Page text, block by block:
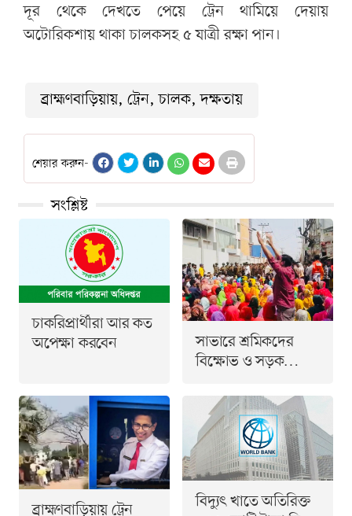
দূর থেকে দেখতে পেয়ে ট্রেন থামিয়ে দেয়ায়
অটোরিকশায় থাকা চালকসহ ৫ যাত্রী রক্ষা পান।
ব্রাহ্মণবাড়িয়ায়, ট্রেন, চালক, দক্ষতায়
শেয়ার করুন-
সংশ্লিষ্ট
চাকরিপ্রার্থীরা আর কত
অপেক্ষা করবেন
সাভারে শ্রমিকদের
বিক্ষোভ ও সড়ক
ব্রাহ্মণবাড়িয়ায় ট্রেন
বিদ্যুৎ খাতে অতিরিক্ত